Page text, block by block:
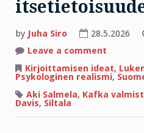
by Juha Siro 28.5.2026
Leave a comment
Davis,
taikuri
Kirjoittamisen ideat,
Psykologinen realismi,
Aki Salmela, Kafka
Davis, Siltala